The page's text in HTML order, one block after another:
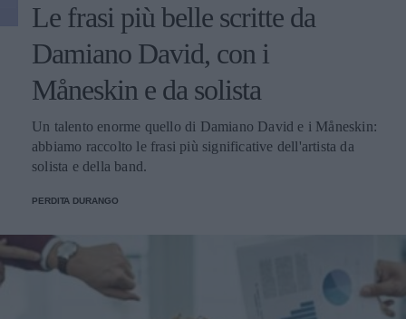
Le frasi più belle scritte da
Damiano David, con i
Måneskin e da solista
Un talento enorme quello di Damiano David e i Måneskin:
abbiamo raccolto le frasi più significative dell'artista da
solista e della band.
PERDITA DURANGO